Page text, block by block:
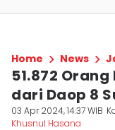
Home News
51.872
dari Daop 8
03 Apr 2024, 14:37 WIB
Khusnul Hasana